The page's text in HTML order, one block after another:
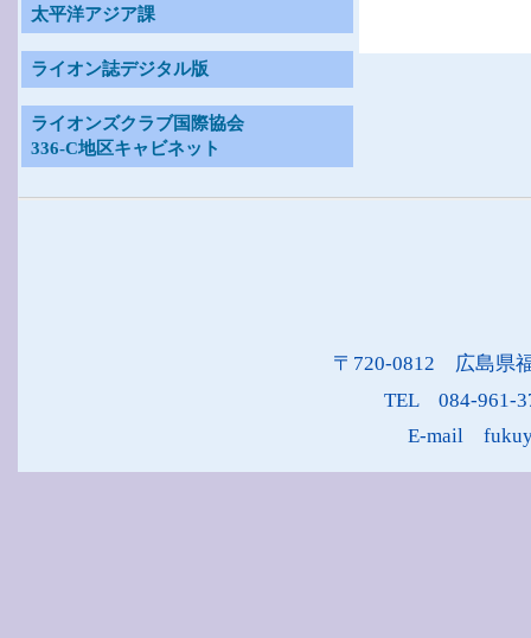
太平洋アジア課
ライオン誌デジタル版
ライオンズクラブ国際協会
336-C地区キャビネット
〒720-0812 広島県
TEL 084-
E-mail